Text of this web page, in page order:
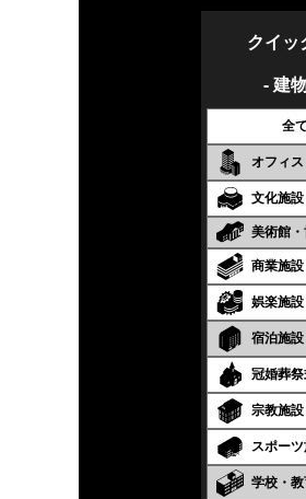
クイッ
- 建
全
オフィス
文化施
美術館
商業施設
娯楽施設
宿泊施設
冠婚葬
宗教施
スポー
学校・